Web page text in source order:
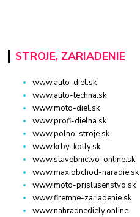
STROJE, ZARIADENIE
www.auto-diel.sk
www.auto-techna.sk
www.moto-diel.sk
www.profi-dielna.sk
www.polno-stroje.sk
www.krby-kotly.sk
www.stavebnictvo-online.sk
www.maxiobchod-naradie.sk
www.moto-prislusenstvo.sk
www.firemne-zariadenie.sk
www.nahradnediely.online